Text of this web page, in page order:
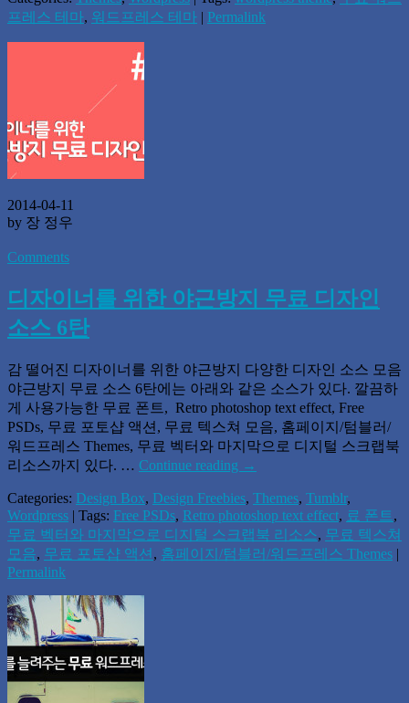
프레스 테마, 워드프레스 테마 | Permalink
2014-04-11
by 장 정우
Comments
디자이너를 위한 야근방지 무료 디자인
소스 6탄
감 떨어진 디자이너를 위한 야근방지 다양한 디자인 소스 모음
야근방지 무료 소스 6탄에는 아래와 같은 소스가 있다. 깔끔하
게 사용가능한 무료 폰트, Retro photoshop text effect, Free
PSDs, 무료 포토샵 액션, 무료 텍스쳐 모음, 홈페이지/텀블러/
워드프레스 Themes, 무료 벡터와 마지막으로 디지털 스크랩북
리소스까지 있다. … Continue reading →
Categories: Design Box, Design Freebies, Themes, Tumblr,
Wordpress | Tags: Free PSDs, Retro photoshop text effect, 료 폰트 ,
무료 벡터와 마지막으로 디지털 스크랩북 리소스, 무료 텍스쳐
모음, 무료 포토샵 액션 , 홈페이지/텀블러/워드프레스 Themes |
Permalink